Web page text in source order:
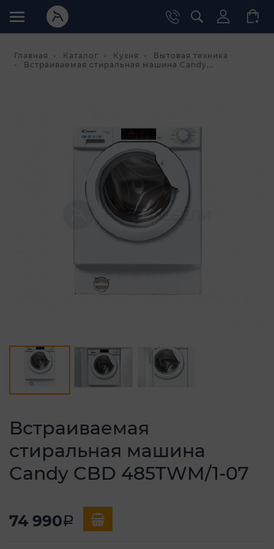
Главная Каталог Кухня
Бытовая техника
Встраиваемая стиральная машина Candy...
Встраиваемая
стиральная машина
Candy CBD 485TWM/1-07
74 990a